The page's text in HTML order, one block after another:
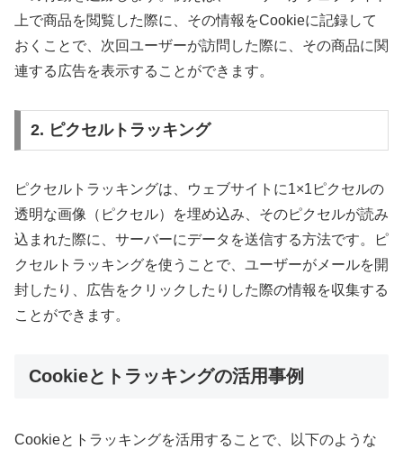
上で商品を閲覧した際に、その情報をCookieに記録して
おくことで、次回ユーザーが訪問した際に、その商品に関
連する広告を表示することができます。
2. ピクセルトラッキング
ピクセルトラッキングは、ウェブサイトに1×1ピクセルの
透明な画像（ピクセル）を埋め込み、そのピクセルが読み
込まれた際に、サーバーにデータを送信する方法です。ピ
クセルトラッキングを使うことで、ユーザーがメールを開
封したり、広告をクリックしたりした際の情報を収集する
ことができます。
Cookieとトラッキングの活用事例
Cookieとトラッキングを活用することで、以下のような